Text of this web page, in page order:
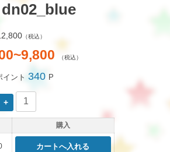
（税込）
（税込）
イント 340 P
購入